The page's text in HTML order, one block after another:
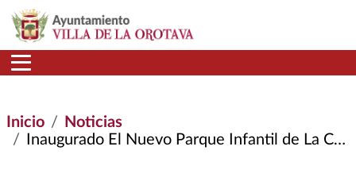
Pasar al contenido principal
Inicio
Noticias
Inaugurado El Nuevo Parque Infantil de La Cuesta En La Perdoma